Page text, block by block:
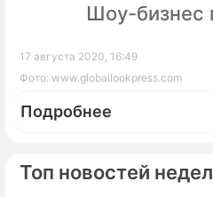
Топ новостей
Шоу-бизнес
17 августа 2020, 16:49
Фото: www.globallookpress.com
Подробнее